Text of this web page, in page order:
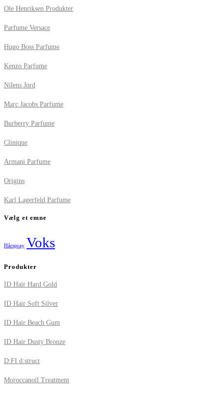
Ole Henriksen Produkter
Parfume Versace
Hugo Boss Parfume
Kenzo Parfume
Nilens Jord
Marc Jacobs Parfume
Burberry Parfume
Clinique
Armani Parfume
Origins
Karl Lagerfeld Parfume
Vælg et emne
Hårspray Voks
Produkter
ID Hair Hard Gold
ID Hair Soft Silver
ID Hair Beach Gum
ID Hair Dusty Bronze
D:FI d:struct
Moroccanoil Treatment